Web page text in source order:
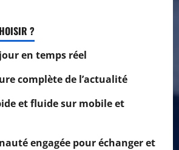
?
en temps réel
complète de l’actualité
et fluide sur mobile et
engagée pour échanger et